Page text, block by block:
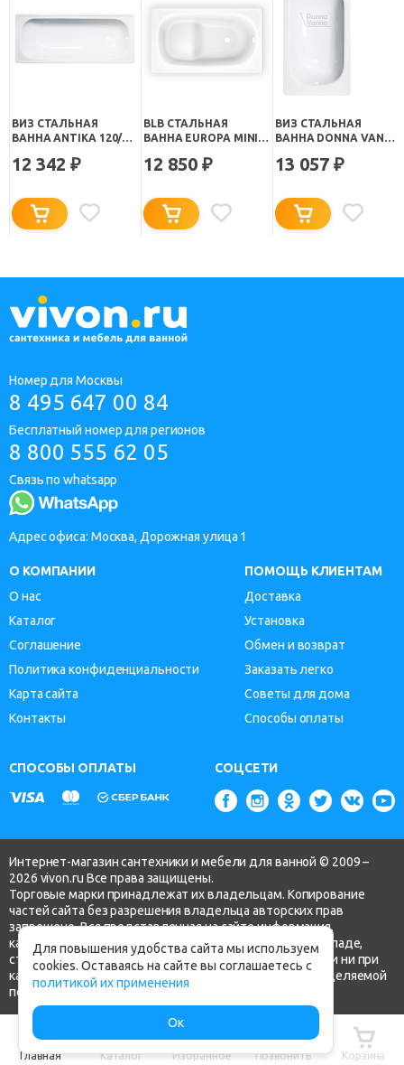
Главная Каталог Избранное Позвонить Корзина
ВИЗ СТАЛЬНАЯ
ВАННА ANTIKA 120/70
ПОДСТАВКОЙ БЕЛАЯ
12 342 ₽
BLB СТАЛЬНАЯ
ВАННА EUROPA MINI
СИДЯЧАЯ БЕЗ ОПОРЫ
12 850 ₽
ВИЗ СТАЛЬНАЯ
ВАННА DONNA VANNA
ПОДСТАВКОЙ БЕЛАЯ
13 057 ₽
Номер для Москвы
8 495 647 00 84
Бесплатный номер для регионов
8 800 555 62 05
Связь по whatsapp
Адрес офиса: Москва, Дорожная улица 1
О КОМПАНИИ
О нас
Каталог
Соглашение
Политика конфиденциальности
Карта сайта
Контакты
ПОМОЩЬ КЛИЕНТАМ
Доставка
Установка
Обмен и возврат
Заказать легко
Советы для дома
Способы оплаты
СПОСОБЫ ОПЛАТЫ СОЦСЕТИ
Интернет-магазин сантехники и мебели для ванной © 2009 –
2026 vivon.ru Все права защищены.
Торговые марки принадлежат их владельцам. Копирование
частей сайта без разрешения владельца авторских прав
запрещено. Вся представленная на сайте информация,
касающаяся технических характеристик, наличия на складе,
стоимости товаров, носит информационный характер и ни при
каких условиях не является публичной офертой, определяемой
положениями ч.2 ст. 437 Гражданского кодекса РФ.
Для повышения удобства сайта мы используем
cookies. Оставаясь на сайте вы соглашаетесь с
политикой их применения
Ок